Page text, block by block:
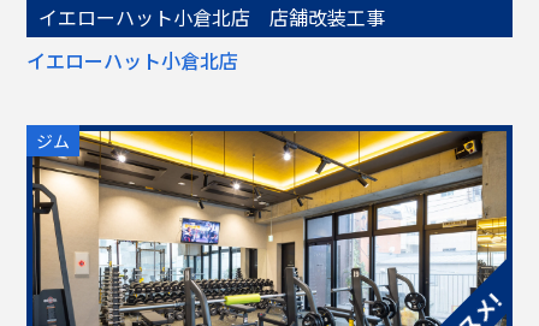
イエローハット小倉北店 店舗改装工事
イエローハット小倉北店
ジム